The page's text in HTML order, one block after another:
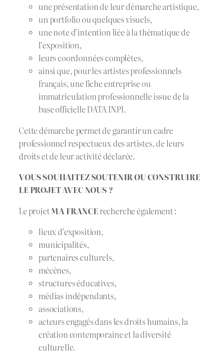
une présentation de leur démarche artistique,
un portfolio ou quelques visuels,
une note d’intention liée à la thématique de
l’exposition,
leurs coordonnées complètes,
ainsi que, pour les artistes professionnels
français, une fiche entreprise ou
immatriculation professionnelle issue de la
base officielle DATA INPI.
Cette démarche permet de garantir un cadre
professionnel respectueux des artistes, de leurs
droits et de leur activité déclarée.
VOUS SOUHAITEZ SOUTENIR OU CONSTRUIRE
LE PROJET AVEC NOUS ?
Le projetMA FRANCErecherche également :
lieux d’exposition,
municipalités,
partenaires culturels,
mécènes,
structures éducatives,
médias indépendants,
associations,
acteurs engagés dans les droits humains, la
création contemporaine et la diversité
culturelle.